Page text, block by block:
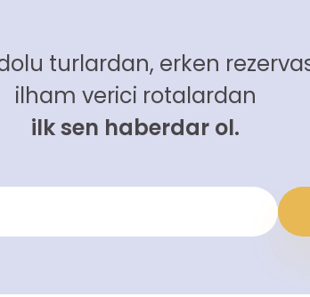
turlardan, erken
ilham verici rotalardan
ilk sen haberdar ol.